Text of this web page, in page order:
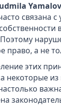
связана
право, а не
этих
некоторые